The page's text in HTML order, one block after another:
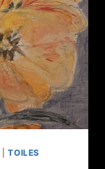
|TOILES